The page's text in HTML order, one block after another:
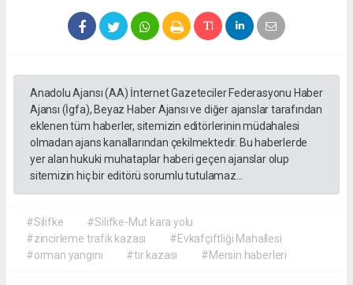
Anadolu Ajansı (AA) İnternet Gazeteciler Federasyonu Haber
Ajansı (İgfa), Beyaz Haber Ajansı ve diğer ajanslar tarafından
eklenen tüm haberler, sitemizin editörlerinin müdahalesi
olmadan ajans kanallarından çekilmektedir. Bu haberlerde
yer alan hukuki muhataplar haberi geçen ajanslar olup
sitemizin hiç bir editörü sorumlu tutulamaz...
#Silifke
#Silifke-Mut kara yolu
#zincirleme trafik kazası
#Evkafçiftliği Mahallesi
#orman yangını
#tır kazası #Mersin haberleri